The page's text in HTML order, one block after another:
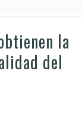
la
del